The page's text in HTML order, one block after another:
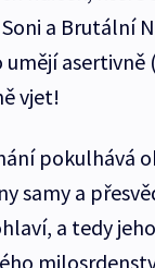
a Brutální
vjet!
pokulhává
samy a
a tedy